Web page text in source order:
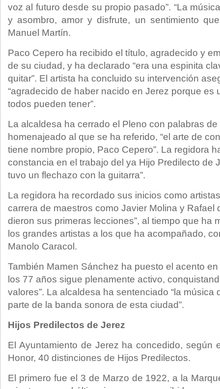
voz al futuro desde su propio pasado”. “La
y asombro, amor y disfrute, un sentimiento
Manuel Martín.
Paco Cepero ha recibido el título, agradecido y
de su ciudad, y ha declarado “era una espinita
quitar”. El artista ha concluido su intervención
“agradecido de haber nacido en Jerez porque es
todos pueden tener”.
La alcaldesa ha cerrado el Pleno con palabras
homenajeado al que se ha referido, “el arte de
tiene nombre propio, Paco Cepero”. La regidora
constancia en el trabajo del ya Hijo Predilecto de
tuvo un flechazo con la guitarra”.
La regidora ha recordado sus inicios como
carrera de maestros como Javier Molina y Rafael
dieron sus primeras lecciones”, al tiempo que ha
los grandes artistas a los que ha acompañado,
Manolo Caracol.
También Mamen Sánchez ha puesto el acento
los 77 años sigue plenamente activo,
valores”. La alcaldesa ha sentenciado “la música
parte de la banda sonora de esta ciudad”.
Hijos Predilectos de Jerez
El Ayuntamiento de Jerez ha concedido, según
Honor, 40 distinciones de Hijos Predilectos.
El primero fue el 3 de Marzo de 1922, a la